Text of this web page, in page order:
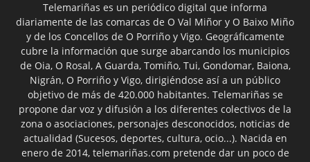
Telemariñas es un periódico digital que informa
diariamente de las comarcas de O Val Miñor y O Baixo Miño
y de los Concellos de O Porriño y Vigo. Geográficamente
cubre la información que surge abarcando los municipios
de Oia, O Rosal, A Guarda, Tomiño, Tui, Gondomar, Baiona,
Nigrán, O Porriño y Vigo, dirigiéndose así a un público
objetivo de más de 420.000 habitantes. Telemariñas se
propone dar voz y difusión a los diferentes colectivos de la
zona o asociaciones, personajes desconocidos, noticias de
actualidad (Sucesos, deportes, cultura, ocio...). Nacida en
enero de 2014, telemariñas.com pretende dar un poco de